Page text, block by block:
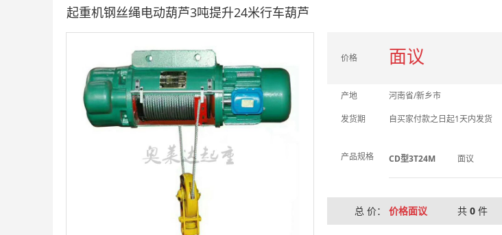
起重机钢丝绳电动葫芦3吨提升24米行车葫芦
价格 面议
产地
河南省/新乡市
发货期
自买家付款之日起1天内发货
产品规格 CD型3T24M 面议
总 价： 价格面议 共 0 件